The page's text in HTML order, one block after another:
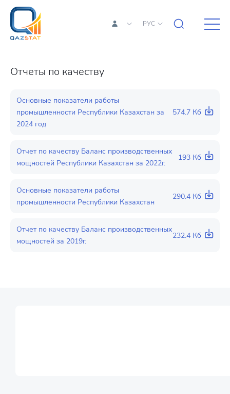
РУС
Отчеты по качеству
Основные показатели работы
промышленности Республики Казахстан за
2024 год
574.7 Кб
Отчет по качеству Баланс производственных
мощностей Республики Казахстан за 2022г.
193 Кб
Основные показатели работы
промышленности Республики Казахстан
290.4 Кб
Отчет по качеству Баланс производственных
мощностей за 2019г.
232.4 Кб